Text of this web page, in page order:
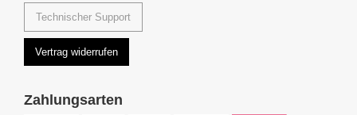
Technischer Support
Vertrag widerrufen
Zahlungsarten